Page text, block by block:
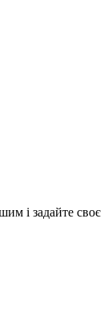
і задайте своє